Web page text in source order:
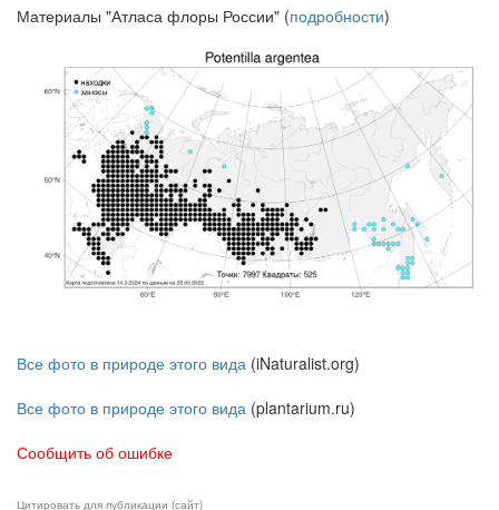
Материалы "Атласа флоры России" (подробности)
Все фото в природе этого вида (iNaturalist.org)
Все фото в природе этого вида (plantarium.ru)
Сообщить об ошибке
Цитировать для публикации (сайт)